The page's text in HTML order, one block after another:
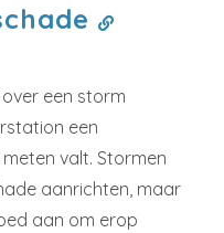
een storm
een
valt. Stormen
aanrichten, maar
aan om erop